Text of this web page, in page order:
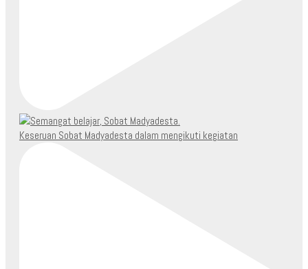
Keseruan Sobat Madyadesta dalam mengikuti kegiatan